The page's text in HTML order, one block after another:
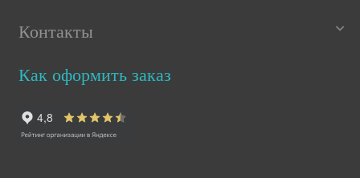
Контакты
Как оформить заказ